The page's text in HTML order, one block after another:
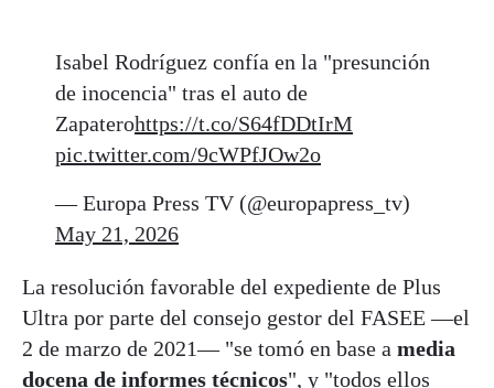
Isabel Rodríguez confía en la "presunción
de inocencia" tras el auto de
Zapaterohttps://t.co/S64fDDtIrM
pic.twitter.com/9cWPfJOw2o
— Europa Press TV (@europapress_tv)
May 21, 2026
La resolución favorable del expediente de Plus
Ultra por parte del consejo gestor del FASEE —el
2 de marzo de 2021— "se tomó en base a media
docena de informes técnicos", y "todos ellos